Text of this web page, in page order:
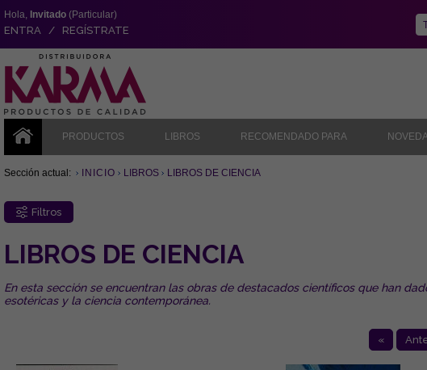
Hola, Invitado (Particular)
ENTRA / REGÍSTRATE
PRODUCTOS LIBROS RECOMENDADO PARA
Sección actual: INICIO LIBROS LIBROS DE CIENCIA
Filtros
LIBROS DE CIENCIA
En esta sección se encuentran las obras de destacados científicos que han
esotéricas y la ciencia contemporánea.
«